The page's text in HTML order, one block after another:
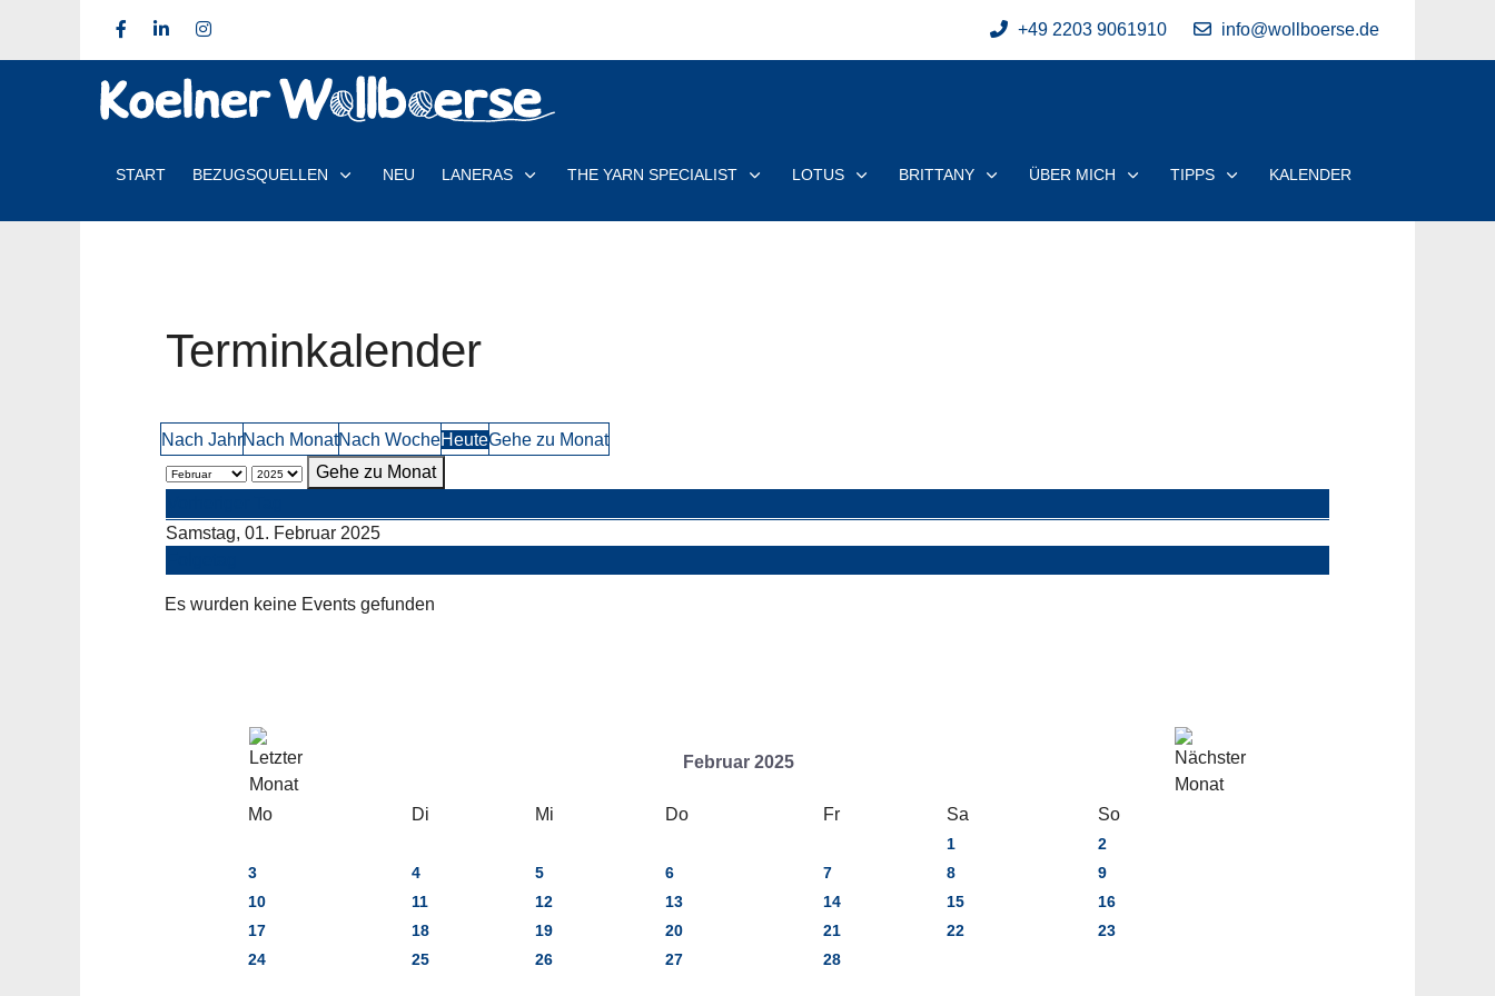
+49 2203 9061910 info@wollboerse.de
START BEZUGSQUELLEN NEU LANERAS THE YARN SPECIALIST LOTUS BRITTANY ÜBER MICH TIPPS KALENDER
Terminkalender
Nach JahrNach MonatNach WocheHeuteGehe zu Monat
Gehe zu Monat
Samstag, 01. Februar 2025
Es wurden keine Events gefunden
Februar 2025
Mo Di Mi Do Fr Sa So
1
2
3
4 5 6 7 8
9
10
11 12 13 14 15
16
17
18 19 20 21 22
23
24
25 26 27 28